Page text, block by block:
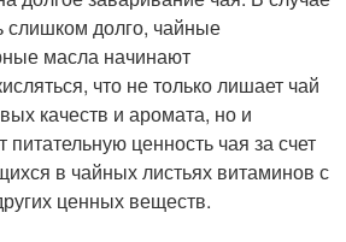
слишком долго, чайные
масла начинают
что не только лишает чай
качеств и аромата, но и
питательную ценность чая за счет
в чайных листьях витаминов с
ценных веществ.